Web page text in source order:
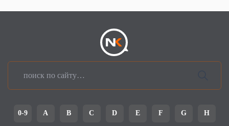
0-9 A B C D E F G H